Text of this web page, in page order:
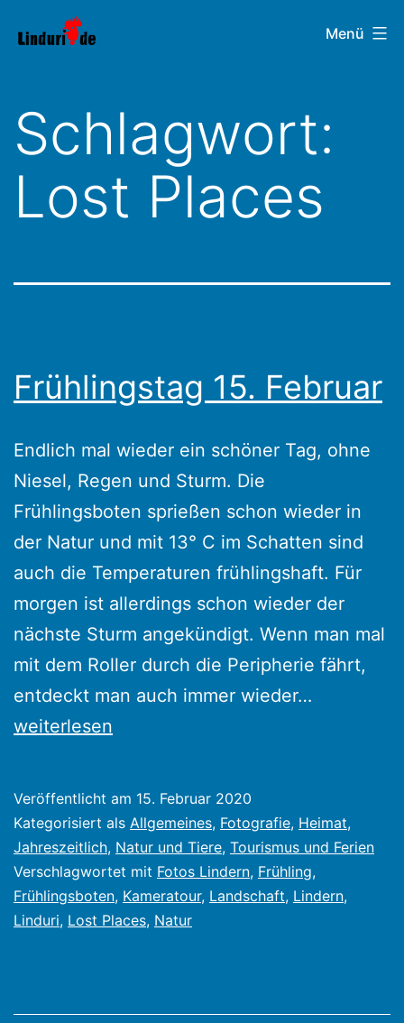
Inhalt
Linduri.de Menü
Schlagwort:
Lost Places
Frühlingstag 15. Februar
Endlich mal wieder ein schöner Tag, ohne
Niesel, Regen und Sturm. Die
Frühlingsboten sprießen schon wieder in
der Natur und mit 13° C im Schatten sind
auch die Temperaturen frühlingshaft. Für
morgen ist allerdings schon wieder der
nächste Sturm angekündigt. Wenn man mal
mit dem Roller durch die Peripherie fährt,
entdeckt man auch immer wieder…
weiterlesen
Veröffentlicht am 15. Februar 2020
Kategorisiert als Allgemeines, Fotografie, Heimat,
Jahreszeitlich, Natur und Tiere, Tourismus und Ferien
Verschlagwortet mit Fotos Lindern, Frühling,
Frühlingsboten, Kameratour, Landschaft, Lindern,
Linduri, Lost Places, Natur